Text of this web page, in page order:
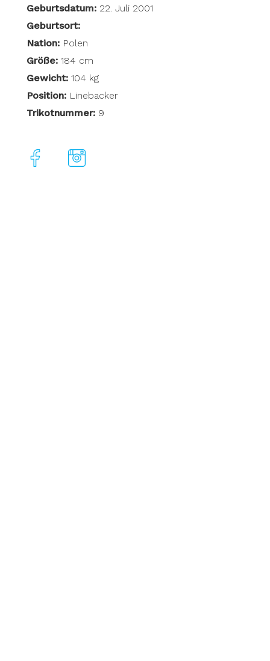
Geburtsdatum:22. Juli 2001
Geburtsort:
Nation:Polen
Größe:184 cm
Gewicht:104 kg
Position:Linebacker
Trikotnummer:9